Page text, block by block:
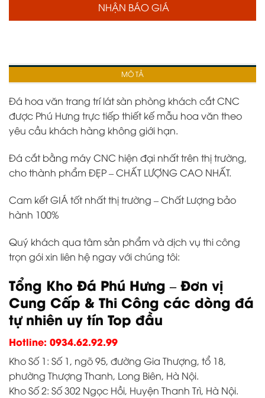
NHẬN BÁO GIÁ
MÔ TẢ
Đá hoa văn trang trí lát sàn phòng khách cắt CNC
được Phú Hưng trực tiếp thiết kế mẫu hoa văn theo
yêu cầu khách hàng không giới hạn.
Đá cắt bằng máy CNC hiện đại nhất trên thị trường,
cho thành phẩm ĐẸP – CHẤT LƯỢNG CAO NHẤT.
Cam kết GIÁ tốt nhất thị trường – Chất Lượng bảo
hành 100%
Quý khách qua tâm sản phẩm và dịch vụ thi công
trọn gói xin liên hệ ngay với chúng tôi:
Tổng Kho Đá Phú Hưng – Đơn vị
Cung Cấp & Thi Công các dòng đá
tự nhiên uy tín Top đầu
Hotline: 0934.62.92.99
Kho Số 1: Số 1, ngõ 95, đường Gia Thượng, tổ 18,
phường Thượng Thanh, Long Biên, Hà Nội.
Kho Số 2: Số 302 Ngọc Hồi, Huyện Thanh Trì, Hà Nội.